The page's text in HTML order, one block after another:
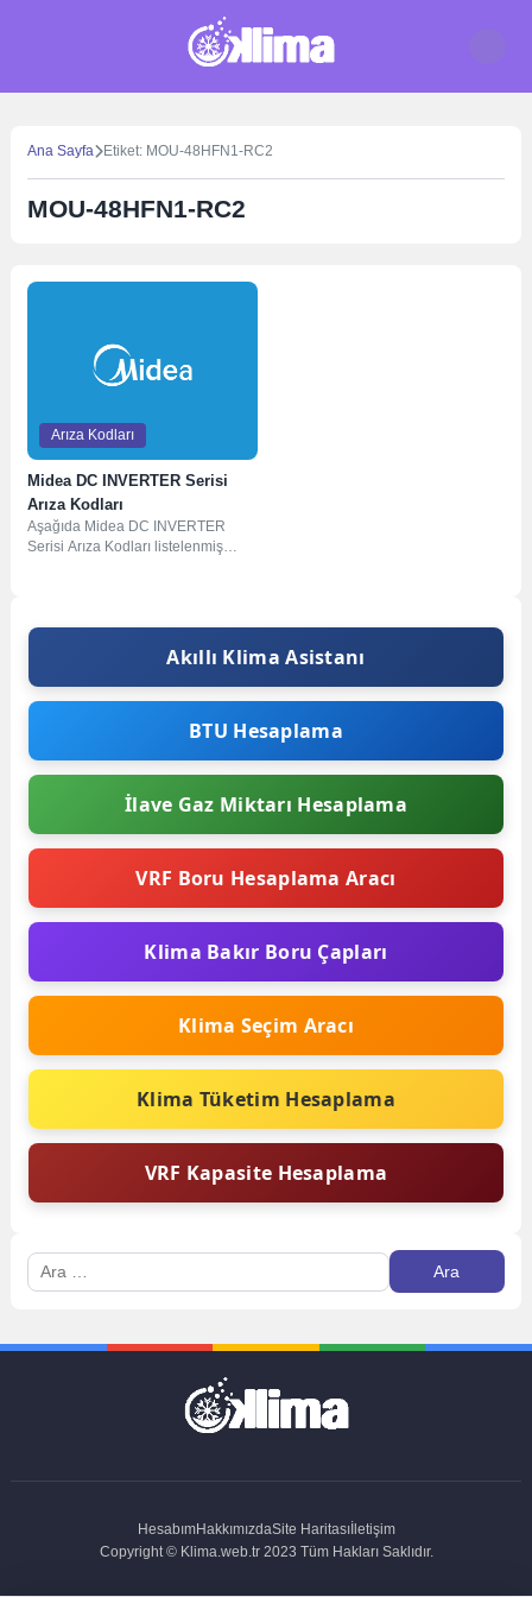
Ana Sayfa Etiket: MOU-48HFN1-RC2
MOU-48HFN1-RC2
Arıza Kodları
Midea DC INVERTER Serisi
Arıza Kodları
Aşağıda Midea DC INVERTER
Serisi Arıza Kodları listelenmiş
Akıllı Klima Asistanı
BTU Hesaplama
İlave Gaz Miktarı Hesaplama
VRF Boru Hesaplama Aracı
Klima Bakır Boru Çapları
Klima Seçim Aracı
Klima Tüketim Hesaplama
VRF Kapasite Hesaplama
Arama:
HesabımHakkımızdaSite Haritasıİletişim
Copyright © Klima.web.tr 2023 Tüm Hakları Saklıdır.